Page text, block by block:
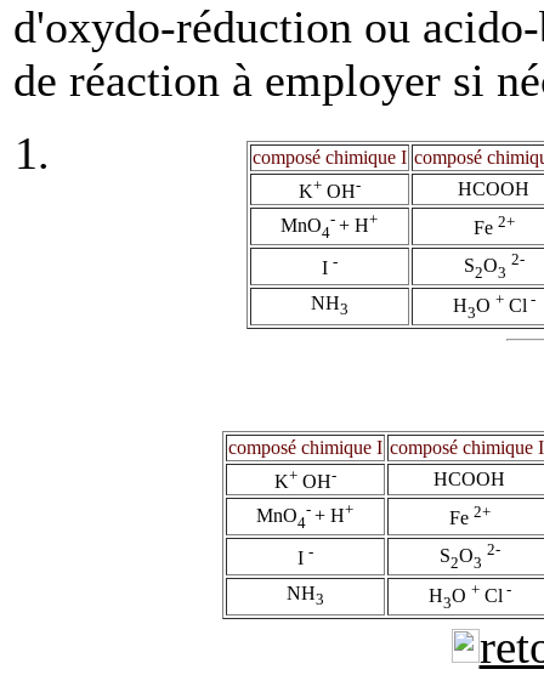
d'oxydo-réduction ou
de réaction à employer si
composé chimique I composé
K+OH-
HCOOH
MnO4
- + H+ Fe 2+
I - S2O3
2-
NH3 H3O +Cl -
composé chimique I composé chimique
K+OH-
HCOOH
MnO4
- + H+ Fe 2+
I - S2O3
2-
NH3 H3O +Cl -